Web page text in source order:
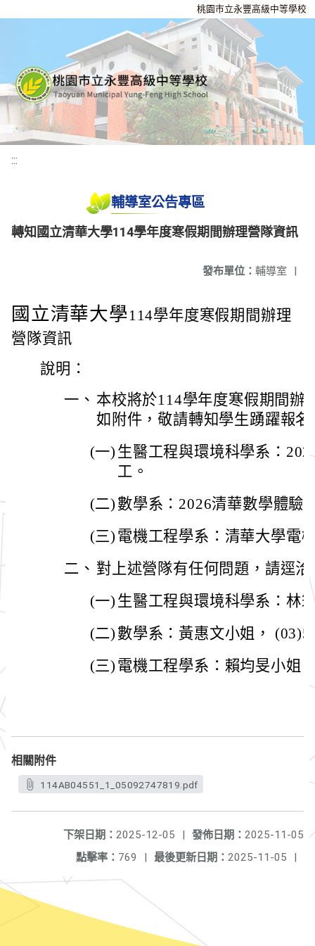
桃園市立永豐高級中等學校
:::
輔導室公告專區
轉知國立清華大學114學年度寒假期間辦理營隊資訊
發布單位： 輔導室 |
國立清華大學114學年度寒假期間辦理
營隊資訊
說明：
一、 本校將於114學年度寒假期間辦
如附件，敬請轉知學生踴躍報名
(一) 生醫工程與環境科學系：
工。
(二) 數學系：2026清華數學體驗
(三) 電機工程學系：清華大學電
二、 對上述營隊有任何問題，請逕
(一) 生醫工程與環境科學系：林
(二) 數學系：黃惠文小姐，
(三) 電機工程學系：賴均旻小姐
相關附件
114AB04551_1_05092747819.pdf
發佈日期： 2025-11-05
下架日期： 2025-12-05
|
最後更新日期： 2025-11-05 |
點擊率： 769 |